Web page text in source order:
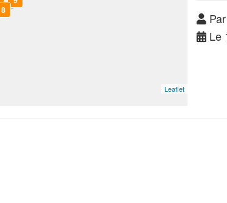
8
Leaflet
Le